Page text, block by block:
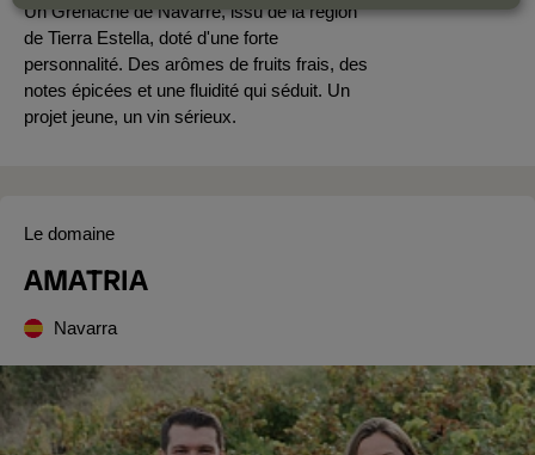
Un Grenache de Navarre, issu de la région
de Tierra Estella, doté d'une forte
personnalité. Des arômes de fruits frais, des
notes épicées et une fluidité qui séduit. Un
projet jeune, un vin sérieux.
Le domaine
AMATRIA
Navarra